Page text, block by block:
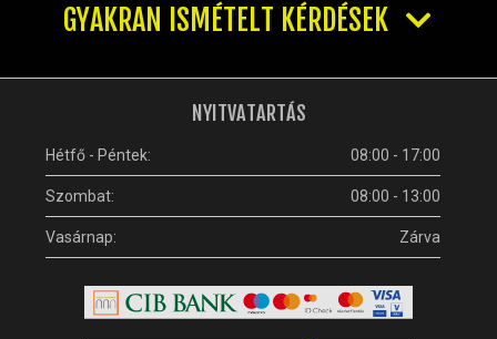
GYAKRAN ISMÉTELT KÉRDÉSEK
NYITVATARTÁS
Hétfő - Péntek: 08:00 - 17:00
Szombat: 08:00 - 13:00
Vasárnap: Zárva